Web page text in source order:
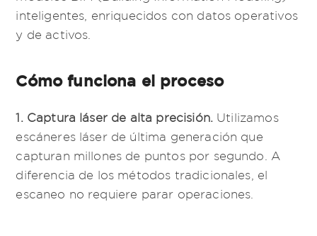
inteligentes, enriquecidos con datos operativos
y de activos.
Cómo funciona el proceso
1. Captura láser de alta precisión. Utilizamos
escáneres láser de última generación que
capturan millones de puntos por segundo. A
diferencia de los métodos tradicionales, el
escaneo no requiere parar operaciones.